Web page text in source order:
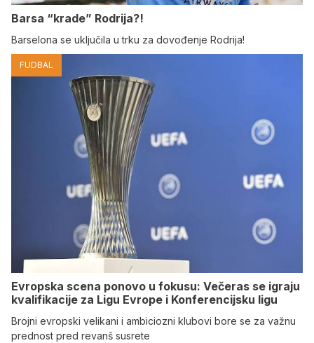
Barsa “krade” Rodrija?!
Barselona se uključila u trku za dovođenje Rodrija!
FUDBAL
Evropska scena ponovo u fokusu: Večeras se igraju
kvalifikacije za Ligu Evrope i Konferencijsku ligu
Brojni evropski velikani i ambiciozni klubovi bore se za važnu
prednost pred revanš susrete